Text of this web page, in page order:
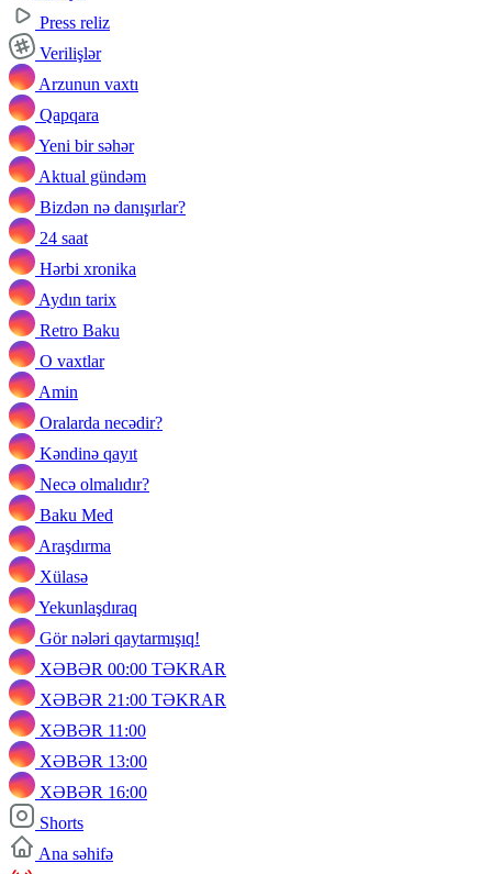
Press reliz
Verilişlər
Arzunun vaxtı
Qapqara
Yeni bir səhər
Aktual gündəm
Bizdən nə danışırlar?
24 saat
Hərbi xronika
Aydın tarix
Retro Baku
O vaxtlar
Amin
Oralarda necədir?
Kəndinə qayıt
Necə olmalıdır?
Baku Med
Araşdırma
Xülasə
Yekunlaşdıraq
Gör nələri qaytarmışıq!
XƏBƏR 00:00 TƏKRAR
XƏBƏR 21:00 TƏKRAR
XƏBƏR 11:00
XƏBƏR 13:00
XƏBƏR 16:00
Shorts
Ana səhifə